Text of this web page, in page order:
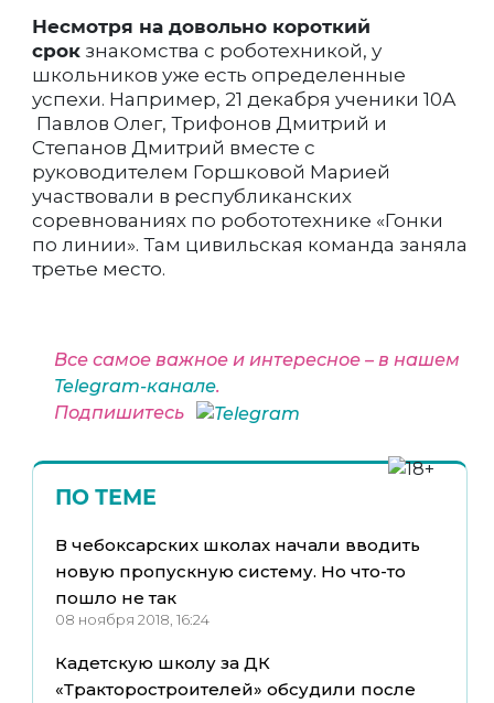
Несмотря на довольно короткий
срок знакомства с роботехникой, у
школьников уже есть определенные
успехи. Например, 21 декабря ученики 10А
Павлов Олег, Трифонов Дмитрий и
Степанов Дмитрий вместе с
руководителем Горшковой Марией
участвовали в республиканских
соревнованиях по робототехнике «Гонки
по линии». Там цивильская команда заняла
третье место.
Все самое важное и интересное – в нашем
Telegram-канале.
Подпишитесь
ПО ТЕМЕ
В чебоксарских школах начали вводить
новую пропускную систему. Но что-то
пошло не так
08 ноября 2018, 16:24
Кадетскую школу за ДК
«Тракторостроителей» обсудили после